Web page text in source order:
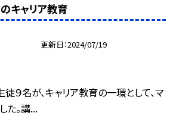
キャリア教育
更新日 2024/07/19
９名が、キャリア教育の一環として、マ
た。講...